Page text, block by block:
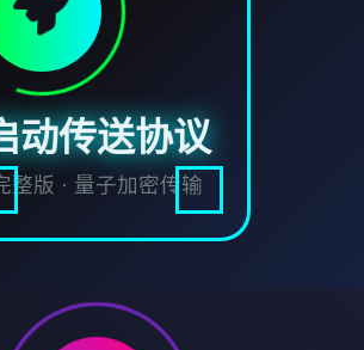
动传送协议
整版 · 量子加密传输